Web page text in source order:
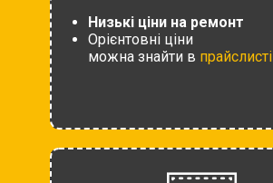
Низькі ціни на ремонт
Орієнтовні ціни
можна знайти в прайслисті